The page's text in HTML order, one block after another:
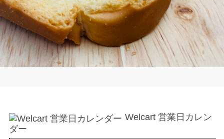
Welcart 営業日カレン
ダー